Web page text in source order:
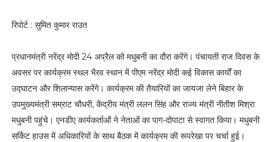
रिपोर्ट : सुमित कुमार राउत
प्रधानमंत्री नरेंद्र मोदी 24 अप्रैल को मधुबनी का दौरा करेंगे। पंचायती राज दिवस के
अवसर पर कार्यक्रम स्थल भैरव स्थान में पीएम नरेंद्र मोदी कई विकास कार्यों का
उद्घाटन और शिलान्यास करेंगे। कार्यक्रम की तैयारियों का जायजा लेने बिहार के
उपमुख्यमंत्री सम्राट चौधरी, केंद्रीय मंत्री ललन सिंह और राज्य मंत्री नीतीश मिश्रा
मधुबनी पहुंचे। एनडीए कार्यकर्ताओं ने नेताओं का पाग-दोपाटा से स्वागत किया। मधुबनी
सर्किट हाउस में अधिकारियों के साथ बैठक में कार्यक्रम की रूपरेखा पर चर्चा हुई।